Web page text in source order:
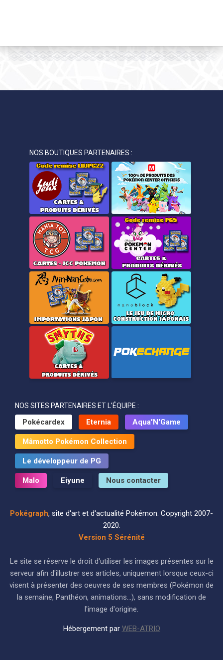
NOS BOUTIQUES PARTENAIRES :
NOS SITES PARTENAIRES ET L’ÉQUIPE :
Pokécardex Eternia Aqua'N'Game
Mâmotto Pokémon Collection
Le développeur de PG
Malo Eiyune Nous contacter
Pokégraph, site d'art et d'actualité Pokémon. Copyright 2007-
2020.
Version 5 Sérénité
Le site se réserve le droit d'utiliser les images présentes sur le
serveur afin d'illustrer ses articles, uniquement lorsque ceux-ci
visent à présenter des oeuvres de ses membres (Pokémon de
la semaine, Panthéon, animations...), sans modification de
l'image d'origine.
Hébergement par WEB-ATRIO